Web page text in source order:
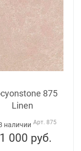
875
Linen
наличии Арт. 875
000 руб.